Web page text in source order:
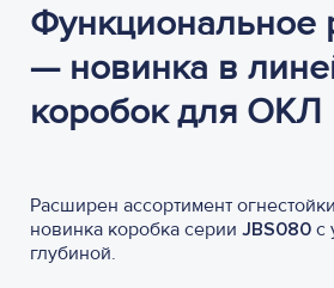
Функциональное
— новинка в
коробок для ОКЛ
Расширен ассортимент
новинка коробка серии JBS080 с
глубиной.